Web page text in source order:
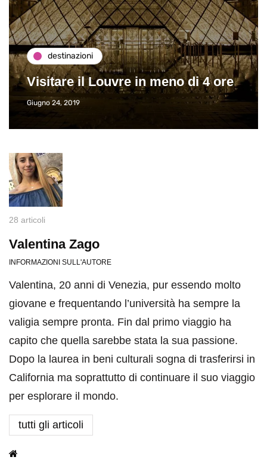
destinazioni
Visitare il Louvre in meno di 4 ore
Giugno 24, 2019
28 articoli
Valentina Zago
INFORMAZIONI SULL'AUTORE
Valentina, 20 anni di Venezia, pur essendo molto
giovane e frequentando l’università ha sempre la
valigia sempre pronta. Fin dal primo viaggio ha
capito che quella sarebbe stata la sua passione.
Dopo la laurea in beni culturali sogna di trasferirsi in
California ma soprattutto di continuare il suo viaggio
per esplorare il mondo.
tutti gli articoli